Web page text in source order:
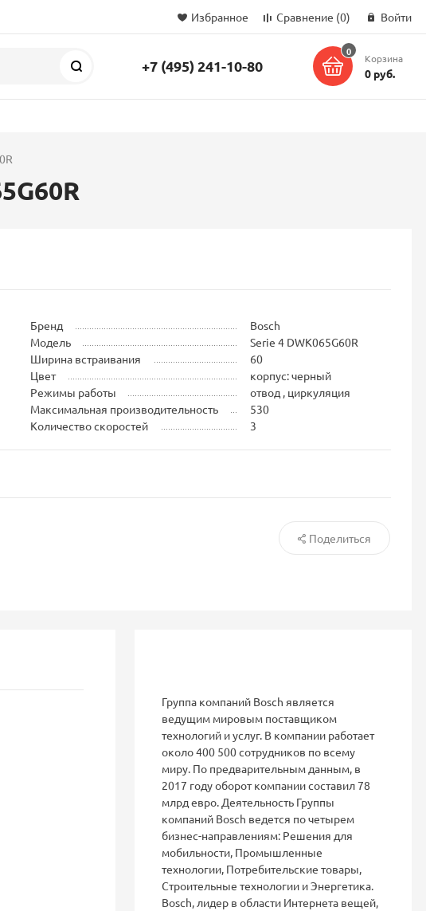
Избранное Сравнение (0) Войти
Поиск +7 (495) 241-10-80
0
Корзина
0 руб.
Бренд
Bosch
Модель
Serie 4 DWK065G60R
Ширина встраивания
60
Цвет
корпус: черный
Режимы работы
отвод , циркуляция
Максимальная производительность
530
Количество скоростей
3
Поделиться
Группа компаний Bosch является
ведущим мировым поставщиком
технологий и услуг. В компании работает
около 400 500 сотрудников по всему
миру. По предварительным данным, в
2017 году оборот компании составил 78
млрд евро. Деятельность Группы
компаний Bosch ведется по четырем
бизнес-направлениям: Решения для
мобильности, Промышленные
технологии, Потребительские товары,
Строительные технологии и Энергетика.
Bosch, лидер в области Интернета вещей,